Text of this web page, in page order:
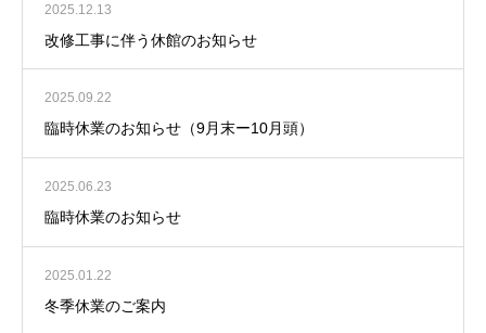
2025.12.13
改修工事に伴う休館のお知らせ
2025.09.22
臨時休業のお知らせ（9月末ー10月頭）
2025.06.23
臨時休業のお知らせ
2025.01.22
冬季休業のご案内